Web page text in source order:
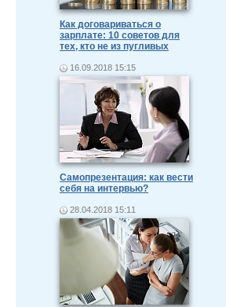
Как договариваться о
зарплате: 10 советов для
тех, кто не из пугливых
16.09.2018 15:15
Самопрезентация: как вести
себя на интервью?
28.04.2018 15:11